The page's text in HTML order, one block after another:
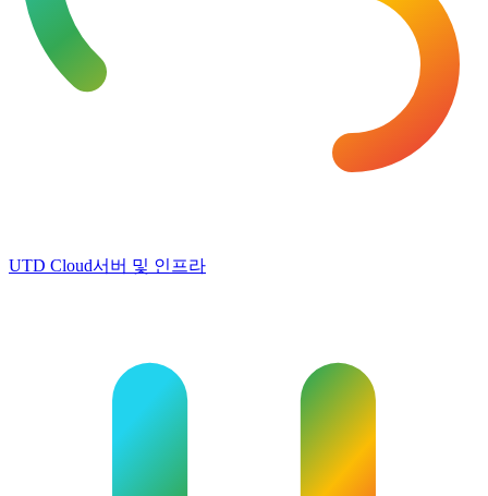
UTD Cloud서버 및 인프라